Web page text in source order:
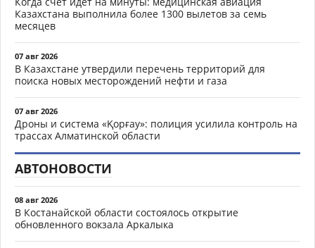
Казахстана выполнила более 1300 вылетов за семь
месяцев
07 авг 2026
В Казахстане утвердили перечень территорий для
поиска новых месторождений нефти и газа
07 авг 2026
Дроны и система «Қорғау»: полиция усилила контроль на
трассах Алматинской области
АВТОНОВОСТИ
08 авг 2026
В Костанайской области состоялось открытие
обновленного вокзала Аркалыка